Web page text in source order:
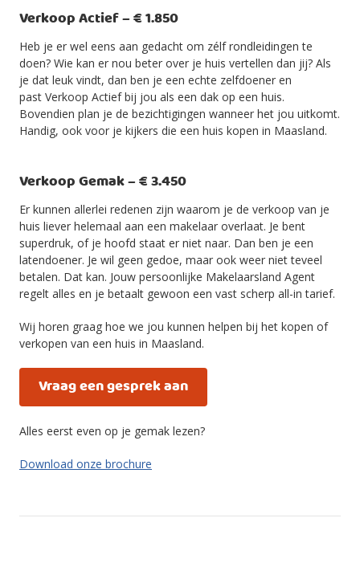
Verkoop Actief – € 1.850
Heb je er wel eens aan gedacht om zélf rondleidingen te
doen? Wie kan er nou beter over je huis vertellen dan jij? Als
je dat leuk vindt, dan ben je een echte zelfdoener en
past Verkoop Actief bij jou als een dak op een huis.
Bovendien plan je de bezichtigingen wanneer het jou uitkomt.
Handig, ook voor je kijkers die een huis kopen in Maasland.
Verkoop Gemak – € 3.450
Er kunnen allerlei redenen zijn waarom je de verkoop van je
huis liever helemaal aan een makelaar overlaat. Je bent
superdruk, of je hoofd staat er niet naar. Dan ben je een
latendoener. Je wil geen gedoe, maar ook weer niet teveel
betalen. Dat kan. Jouw persoonlijke Makelaarsland Agent
regelt alles en je betaalt gewoon een vast scherp all-in tarief.
Wij horen graag hoe we jou kunnen helpen bij het kopen of
verkopen van een huis in Maasland.
Vraag een gesprek aan
Alles eerst even op je gemak lezen?
Download onze brochure